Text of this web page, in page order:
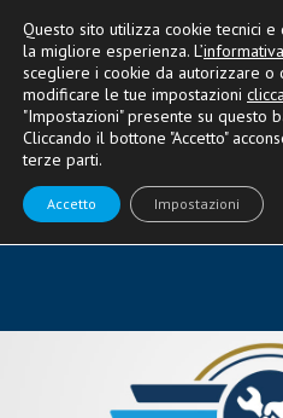
MANUTENZIONE E
Consigli per
top
Questo sito utilizza cookie tecnici
la migliore esperienza. L’
scegliere i cookie da autorizzare o
modificare le tue impostazioni
"Impostazioni" presente su questo
Cliccando il bottone "Accetto"
terze parti.
Accetto Impostazioni